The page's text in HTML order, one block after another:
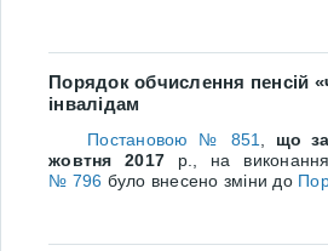
Порядок обчислення пенсій
інвалідам
Постановою № 851
що
жовтня 2017 р., на
№ 796 було внесено зміни до